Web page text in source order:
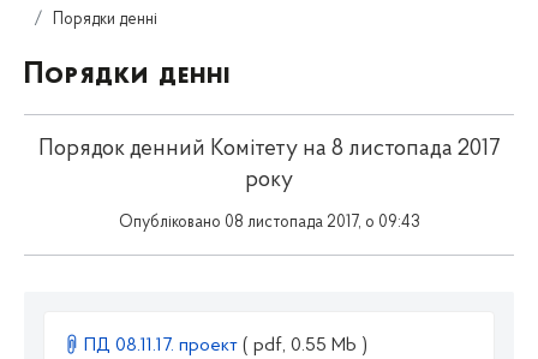
Порядки денні
Порядки денні
Порядок денний Комітету на 8 листопада 2017
року
Опубліковано 08 листопада 2017, о 09:43
ПД 08.11.17. проект ( pdf, 0.55 Mb )